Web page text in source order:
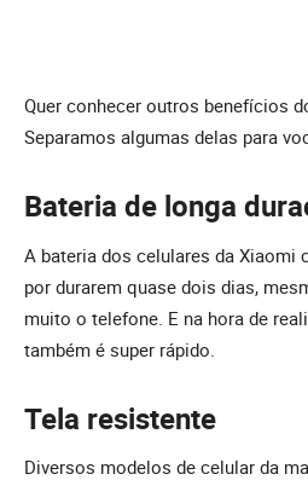
Quer conhecer outros benefícios
Separamos algumas delas para
Bateria de longa
A bateria dos celulares da Xiaomi
por durarem quase dois dias,
muito o telefone. E na hora de
também é super rápido.
Tela resistente
Diversos modelos de celular da